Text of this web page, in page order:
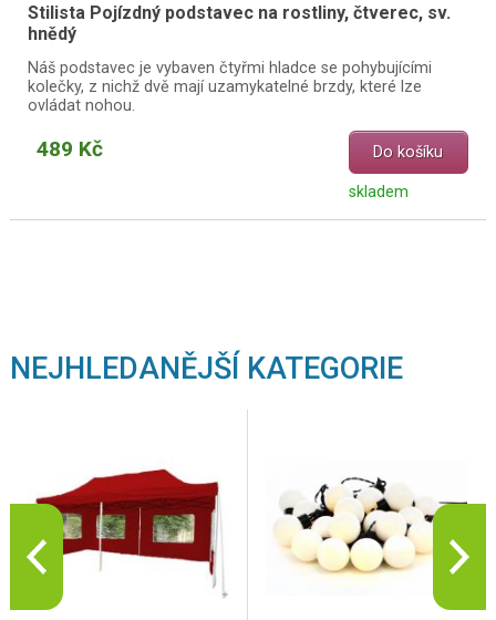
Stilista Pojízdný podstavec na rostliny, čtverec, sv.
hnědý
Náš podstavec je vybaven čtyřmi hladce se pohybujícími
kolečky, z nichž dvě mají uzamykatelné brzdy, které lze
ovládat nohou.
489 Kč Do košíku
skladem
NEJHLEDANĚJŠÍ KATEGORIE